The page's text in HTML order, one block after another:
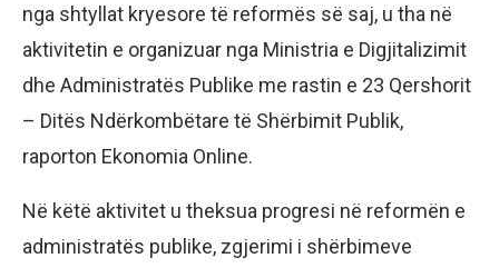
nga shtyllat kryesore të reformës së saj, u tha në
aktivitetin e organizuar nga Ministria e Digjitalizimit
dhe Administratës Publike me rastin e 23 Qershorit
– Ditës Ndërkombëtare të Shërbimit Publik,
raporton Ekonomia Online.
Në këtë aktivitet u theksua progresi në reformën e
administratës publike, zgjerimi i shërbimeve